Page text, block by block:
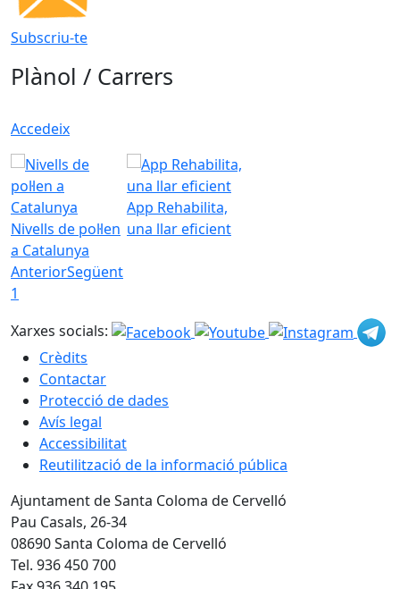
Subscriu-te
Plànol / Carrers
Accedeix
Nivells de pol·len
a Catalunya
App Rehabilita,
una llar eficient
AnteriorSegüent
1
Xarxes socials:
Crèdits
Contactar
Protecció de dades
Avís legal
Accessibilitat
Reutilització de la informació pública
Ajuntament de Santa Coloma de Cervelló
Pau Casals, 26-34
08690 Santa Coloma de Cervelló
Tel. 936 450 700